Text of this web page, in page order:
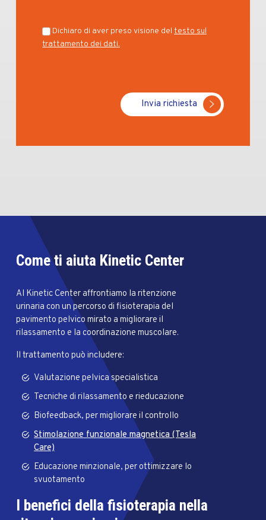
Dichiaro di aver preso visione del testo sul
trattamento dei dati.
Invia richiesta
Come ti aiuta Kinetic Center
Al Kinetic Center affrontiamo la ritenzione
urinaria con un percorso di fisioterapia del
pavimento pelvico mirato a migliorare il
rilassamento e la coordinazione muscolare.
Il trattamento può includere:
Valutazione pelvica specialistica
Tecniche di rilassamento e rieducazione
Biofeedback, per migliorare il controllo
Stimolazione funzionale magnetica (Tesla
Care)
Educazione minzionale, per ottimizzare lo
svuotamento
I benefici della fisioterapia nella